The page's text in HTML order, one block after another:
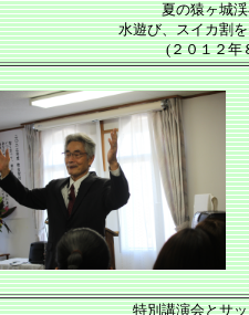
夏の猿ヶ城
水遊び、スイカ割
(２０１２年
特別講演会とサ